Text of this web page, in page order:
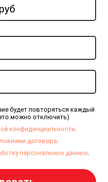
будет повторяться каждый
можно отключить)
конфиденциальности.
договора.
персональных данных.